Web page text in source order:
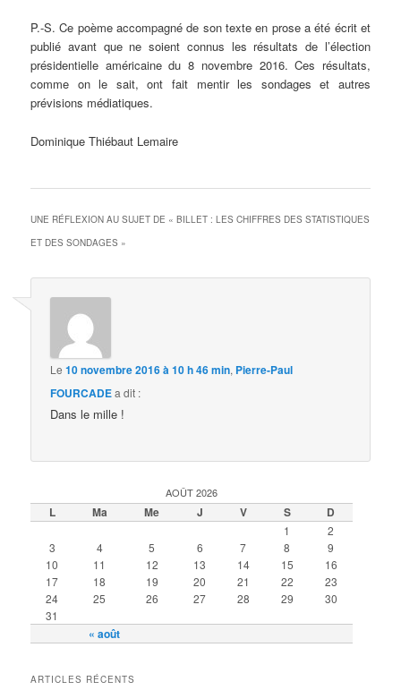
P.-S. Ce poème accompagné de son texte en prose a été écrit et
publié avant que ne soient connus les résultats de l’élection
présidentielle américaine du 8 novembre 2016. Ces résultats,
comme on le sait, ont fait mentir les sondages et autres
prévisions médiatiques.
Dominique Thiébaut Lemaire
UNE RÉFLEXION AU SUJET DE «BILLET : LES CHIFFRES DES STATISTIQUES
ET DES SONDAGES »
Le10 novembre 2016 à 10 h 46 min, Pierre-Paul
FOURCADEa dit :
Dans le mille !
AOÛT 2026
L Ma Me J V S D
« août
1
2
3
4 5 6 7 8
9
10
11 12 13 14 15
16
17
18 19 20 21 22
23
24
25 26 27 28 29
30
31
ARTICLES RÉCENTS